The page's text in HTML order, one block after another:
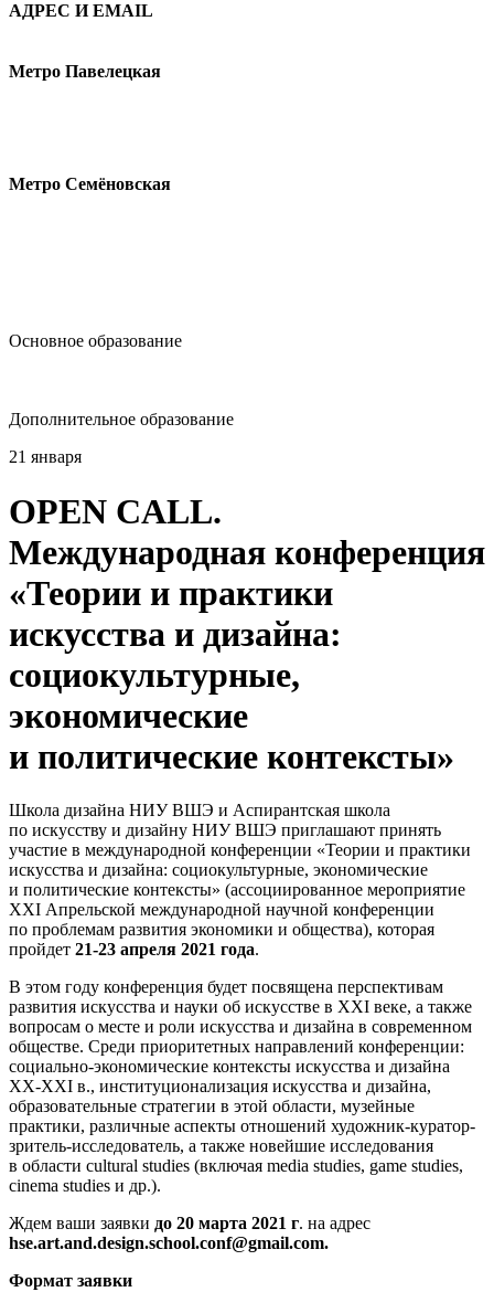
АДРЕС И EMAIL
Метро Павелецкая
Метро Семёновская
Основное образование
Дополнительное образование
21 января
OPEN CALL.
Международная конференция
«Теории и практики
искусства и дизайна:
социокультурные,
экономические
и политические контексты»
Школа дизайна НИУ ВШЭ и Аспирантская школа
по искусству и дизайну НИУ ВШЭ приглашают принять
участие в международной конференции «Теории и практики
искусства и дизайна: социокультурные, экономические
и политические контексты» (ассоциированное мероприятие
XXI Апрельской международной научной конференции
по проблемам развития экономики и общества), которая
пройдет 21-23 апреля 2021 года.
В этом году конференция будет посвящена перспективам
развития искусства и науки об искусстве в XXI веке, а также
вопросам о месте и роли искусства и дизайна в современном
обществе. Среди приоритетных направлений конференции:
социально-экономические контексты искусства и дизайна
XX-XXI в., институционализация искусства и дизайна,
образовательные стратегии в этой области, музейные
практики, различные аспекты отношений художник-куратор-
зритель-исследователь, а также новейшие исследования
в области cultural studies (включая media studies, game studies,
cinema studies и др.).
Ждем ваши заявки до 20 марта 2021 г. на адрес
hse.art.and.design.school.conf@gmail.com.
Формат заявки